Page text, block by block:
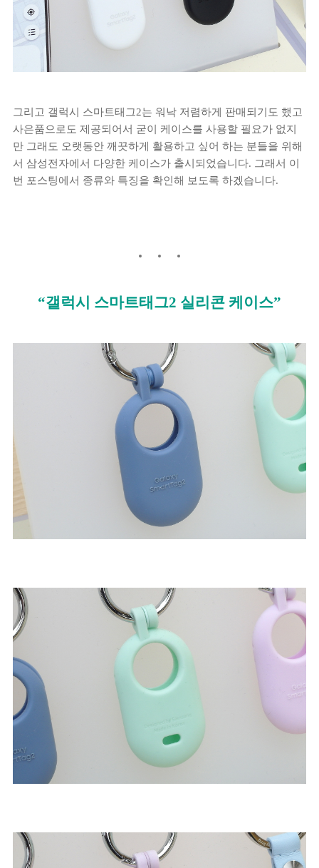
그리고 갤럭시 스마트태그2는 워낙 저렴하게 판매되기도 했고
사은품으로도 제공되어서 굳이 케이스를 사용할 필요가 없지
만 그래도 오랫동안 깨끗하게 활용하고 싶어 하는 분들을 위해
서 삼성전자에서 다양한 케이스가 출시되었습니다. 그래서 이
번 포스팅에서 종류와 특징을 확인해 보도록 하겠습니다.
“갤럭시 스마트태그2 실리콘 케이스”